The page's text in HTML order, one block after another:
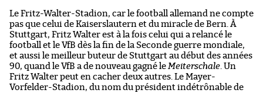
Le Fritz-Walter-Stadion, car le football allemand ne compte
pas que celui de Kaiserslautern et du miracle de Bern. À
Stuttgart, Fritz Walter est à la fois celui qui a relancé le
football et le VfB dès la fin de la Seconde guerre mondiale,
et aussi le meilleur buteur de Stuttgart au début des années
90, quand le VfB a de nouveau gagné le Meiterschale. Un
Fritz Walter peut en cacher deux autres. Le Mayer-
Vorfelder-Stadion, du nom du président indétrônable de